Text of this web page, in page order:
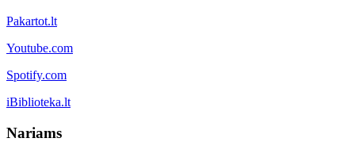
Pakartot.lt
Youtube.com
Spotify.com
iBiblioteka.lt
Nariams